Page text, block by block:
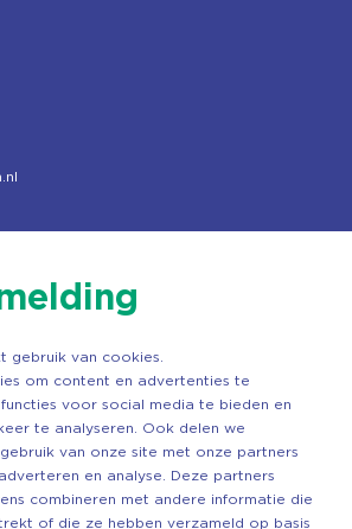
gebruik van cookies.
om content en advertenties te
voor social media te bieden en
te analyseren. Ook delen we
van onze site met onze partners
en analyse. Deze partners
combineren met andere informatie die
of die ze hebben verzameld op basis